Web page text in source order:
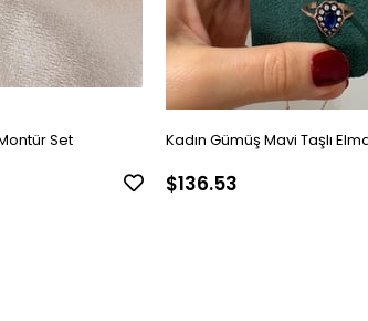
Set Kadın Gümüş Mavi Taşlı
$136.53